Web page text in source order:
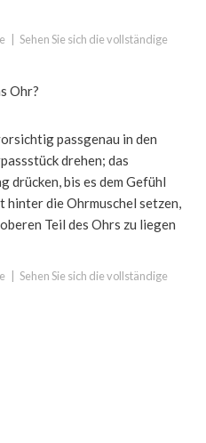
Sehen Sie sich die vollständige
Ohr?
passgenau in den
drehen; das
drücken, bis es dem Gefühl
die Ohrmuschel setzen,
Teil des Ohrs zu liegen
Sehen Sie sich die vollständige